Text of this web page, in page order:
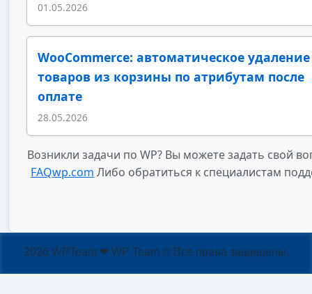
01.05.2026
WooCommerce: автоматическое удаление
товаров из корзины по атрибутам после
оплате
28.05.2026
Возникли задачи по WP? Вы можете задать свой
FAQwp.com Либо обратиться к специалистам
2026 WPTeam ❤ WP Team © Все права защищены.